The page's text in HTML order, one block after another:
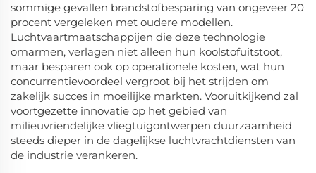
sommige gevallen brandstofbesparing van ongeveer 20
procent vergeleken met oudere modellen.
Luchtvaartmaatschappijen die deze technologie
omarmen, verlagen niet alleen hun koolstofuitstoot,
maar besparen ook op operationele kosten, wat hun
concurrentievoordeel vergroot bij het strijden om
zakelijk succes in moeilijke markten. Vooruitkijkend zal
voortgezette innovatie op het gebied van
milieuvriendelijke vliegtuigontwerpen duurzaamheid
steeds dieper in de dagelijkse luchtvrachtdiensten van
de industrie verankeren.